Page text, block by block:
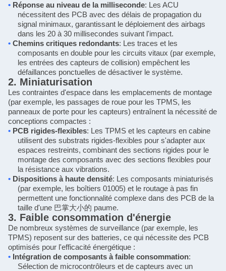
• Réponse au niveau de la milliseconde: Les ACU
nécessitent des PCB avec des délais de propagation du
signal minimaux, garantissant le déploiement des airbags
dans les 20 à 30 millisecondes suivant l'impact.
• Chemins critiques redondants: Les traces et les
composants en double pour les circuits vitaux (par exemple,
les entrées des capteurs de collision) empêchent les
défaillances ponctuelles de désactiver le système.
2. Miniaturisation
Les contraintes d'espace dans les emplacements de montage
(par exemple, les passages de roue pour les TPMS, les
panneaux de porte pour les capteurs) entraînent la nécessité de
conceptions compactes :
• PCB rigides-flexibles: Les TPMS et les capteurs en cabine
utilisent des substrats rigides-flexibles pour s'adapter aux
espaces restreints, combinant des sections rigides pour le
montage des composants avec des sections flexibles pour
la résistance aux vibrations.
• Dispositions à haute densité: Les composants miniaturisés
(par exemple, les boîtiers 01005) et le routage à pas fin
permettent une fonctionnalité complexe dans des PCB de la
taille d'une 巴掌大小的 paume.
3. Faible consommation d'énergie
De nombreux systèmes de surveillance (par exemple, les
TPMS) reposent sur des batteries, ce qui nécessite des PCB
optimisés pour l'efficacité énergétique :
• Intégration de composants à faible consommation:
Sélection de microcontrôleurs et de capteurs avec un